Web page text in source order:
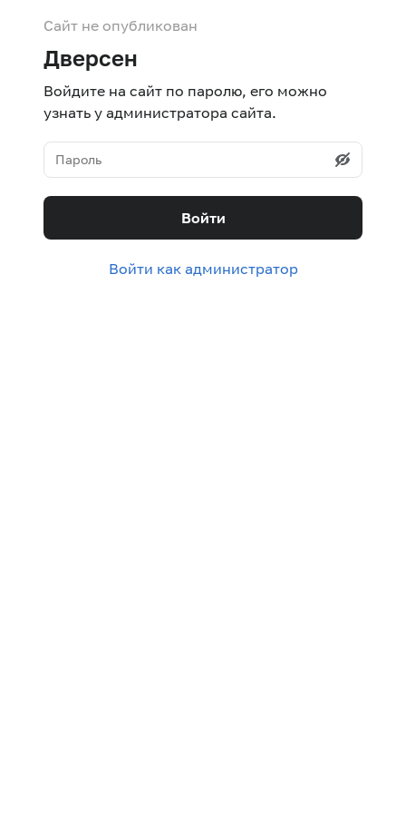
Сайт не опубликован
Дверсен
Войдите на сайт по паролю, его можно
узнать у администратора сайта.
Войти
Войти как администратор